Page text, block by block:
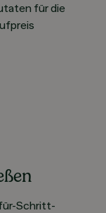
für die
Schritt-